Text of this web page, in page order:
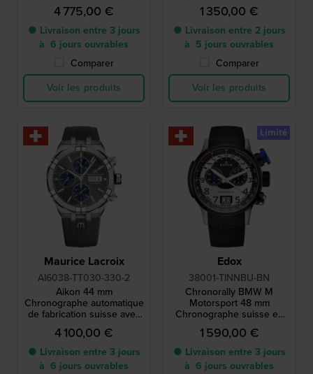
suisse avec date
4 775,00 €
● Livraison entre 3 jours
à 6 jours ouvrables
Comparer
Voir les produits
suisse en titane, avec
cadran texturé et lunette en
céramique.
1 350,00 €
● Livraison entre 2 jours
à 5 jours ouvrables
Comparer
Voir les produits
Maurice Lacroix
AI6038-TT030-330-2
Aikon 44 mm
Chronographe automatique
de fabrication suisse avec
date du jour
4 100,00 €
● Livraison entre 3 jours
à 6 jours ouvrables
Edox
38001-TINNBU-BN
Chronorally BMW M
Motorsport 48 mm
Chronographe suisse en
titane avec grande date et
bracelet blanc
supplémentaire
1 590,00 €
● Livraison entre 3 jours
à 6 jours ouvrables
Limité